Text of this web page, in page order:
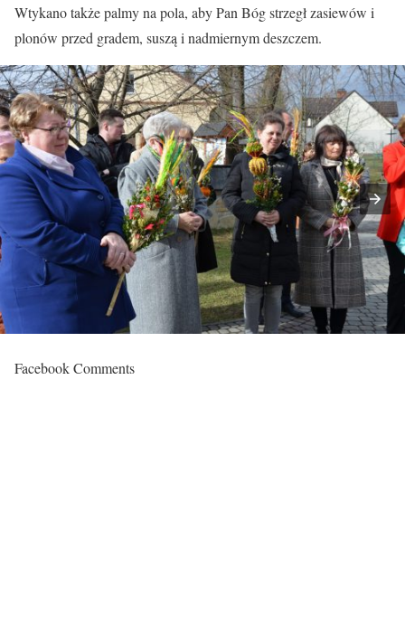
Wtykano także palmy na pola, aby Pan Bóg strzegł zasiewów i
plonów przed gradem, suszą i nadmiernym deszczem.
Facebook Comments